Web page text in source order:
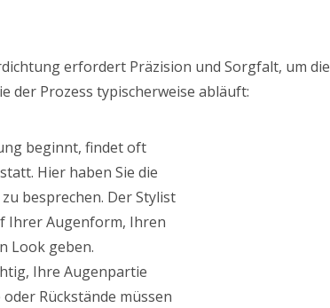
erfordert Präzision und Sorgfalt, um die
der Prozess typischerweise abläuft:
beginnt, findet oft
Hier haben Sie die
besprechen. Der Stylist
Ihrer Augenform, Ihren
Look geben.
Ihre Augenpartie
Rückstände müssen